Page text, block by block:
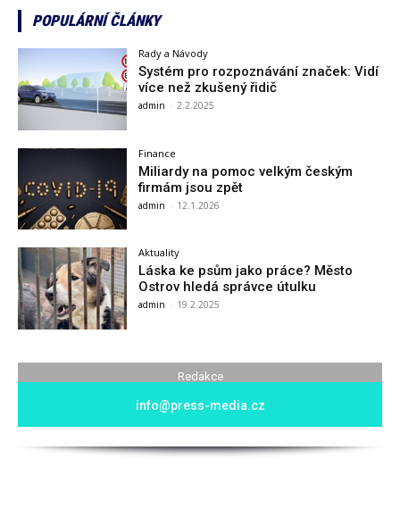
POPULÁRNÍ ČLÁNKY
Rady a Návody
Systém pro rozpoznávání značek: Vidí
více než zkušený řidič
admin - 2.2.2025
Finance
Miliardy na pomoc velkým českým
firmám jsou zpět
admin - 12.1.2026
Aktuality
Láska ke psům jako práce? Město
Ostrov hledá správce útulku
admin - 19.2.2025
Redakce
info@press-media.cz